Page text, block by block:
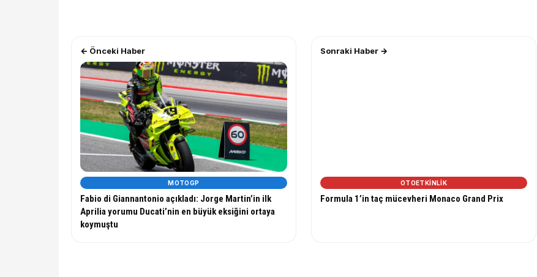
← Önceki Haber
MOTOGP
Fabio di Giannantonio açıkladı: Jorge Martin’in ilk
Aprilia yorumu Ducati’nin en büyük eksiğini ortaya
koymuştu
Sonraki Haber →
OTOETKINLIK
Formula 1’in taç mücevheri Monaco Grand Prix